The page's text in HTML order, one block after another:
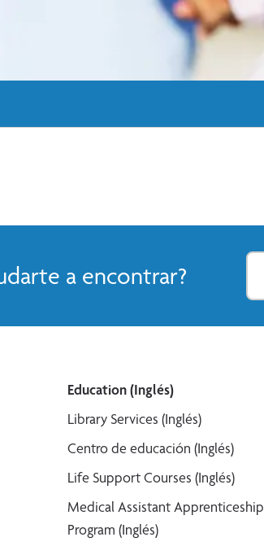
a encontrar?
Education (Inglés)
Library Services (Inglés)
Centro de educación (Inglés)
Life Support Courses (Inglés)
Medical Assistant Apprenticeship
Program (Inglés)